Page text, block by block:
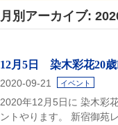
月別アーカイブ:
12月5日 染木彩花20
2020-09-21 イベント
2020年12月5日に 染木彩
ントやります。 新宿御苑